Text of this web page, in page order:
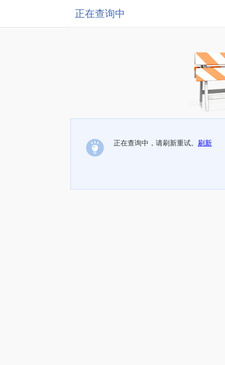
正在查询中
正在查询中，请刷新重试。 刷新